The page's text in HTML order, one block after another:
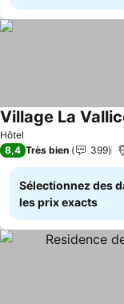
Hôtel
Village La
8,4 Très bien 399
Sélectionnez des
les prix exacts